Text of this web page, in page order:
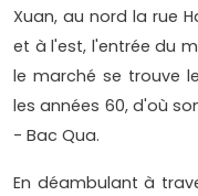
Xuan, au nord la rue
et à l'est, l'entrée du
le marché se trouve
les années 60, d'où
- Bac Qua.
En déambulant à